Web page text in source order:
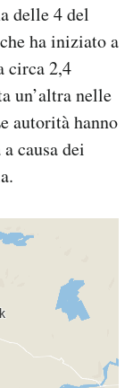
delle 4 del
ha iniziato a
circa 2,4
un’altra nelle
autorità hanno
causa dei